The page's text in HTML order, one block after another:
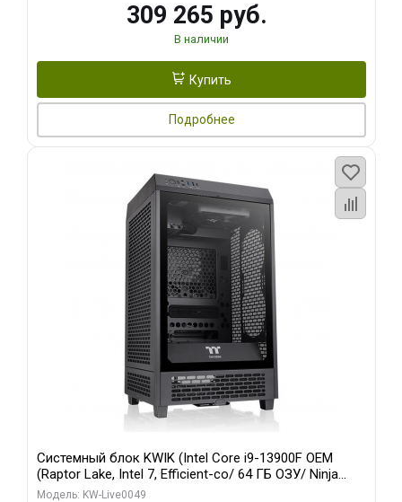
309 265 руб.
В наличии
Купить
Подробнее
Системный блок KWIK (Intel Core i9-13900F OEM
(Raptor Lake, Intel 7, Efficient-co/ 64 ГБ ОЗУ/ Ninja
Sinotex RTX3070Ti 8GB GDDR6X 256bit 3xDP HDMI / 1
Модель: KW-Live0049